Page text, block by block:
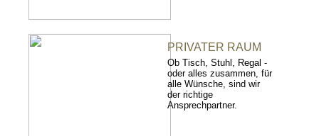
PRIVATER RAUM
Ob Tisch, Stuhl, Regal -
oder alles zusammen, für
alle Wünsche, sind wir
der richtige
Ansprechpartner.